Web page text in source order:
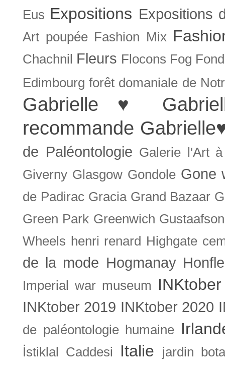
Eus Expositions Expositions
Art poupée Fashion Mix
Chachnil Fleurs Flocons Fog
Edimbourg forêt domaniale de
Gabrielle ♥
recommande
de Paléontologie Galerie l'Art
Giverny Glasgow Gondole Gone
de Padirac Gracia Grand Bazaar
Green Park Greenwich Gustaafson
Wheels henri renard Highgate
de la mode Hogmanay
Imperial war museum INKtober
INKtober 2019 INKtober 2020
de paléontologie humaine
İstiklal Caddesi Italie
jardin